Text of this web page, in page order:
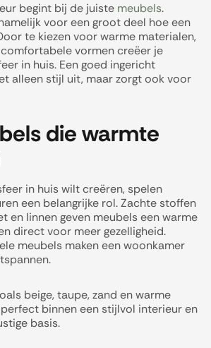
begint bij de juiste meubels.
voor een groot deel hoe een
te kiezen voor warme materialen,
vormen creëer je
in huis. Een goed ingericht
alleen stijl uit, maar zorgt ook voor
die warmte
in huis wilt creëren, spelen
een belangrijke rol. Zachte stoffen
en linnen geven meubels een warme
direct voor meer gezelligheid.
meubels maken een woonkamer
beige, taupe, zand en warme
binnen een stijlvol interieur en
basis.